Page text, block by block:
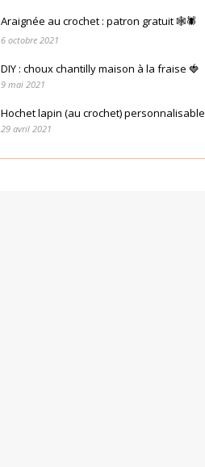
Araignée au crochet : patron gratuit 🕸🕷
6 octobre 2021
DIY : choux chantilly maison à la fraise 🍓
9 mai 2021
Hochet lapin (au crochet) personnalisable
29 avril 2021